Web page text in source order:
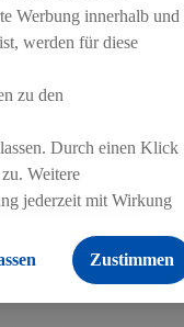
Werbung innerhalb und
werden für diese
zu den
Durch einen Klick
Weitere
jederzeit mit Wirkung
Zustimmen